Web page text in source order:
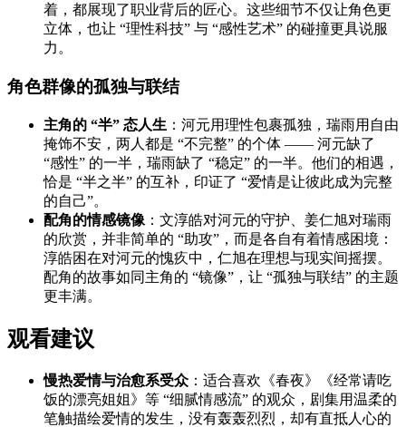
着，都展现了职业背后的匠心。这些细节不仅让角色更
立体，也让 “理性科技” 与 “感性艺术” 的碰撞更具说服
力。
角色群像的孤独与联结
主角的 “半” 态人生 ：河元用理性包裹孤独，瑞雨用自由
掩饰不安，两人都是 “不完整” 的个体 —— 河元缺了
“感性” 的一半，瑞雨缺了 “稳定” 的一半。他们的相遇，
恰是 “半之半” 的互补，印证了 “爱情是让彼此成为完整
的自己”。
配角的情感镜像 ：文淳皓对河元的守护、姜仁旭对瑞雨
的欣赏，并非简单的 “助攻”，而是各自有着情感困境：
淳皓困在对河元的愧疚中，仁旭在理想与现实间摇摆。
配角的故事如同主角的 “镜像”，让 “孤独与联结” 的主题
更丰满。
观看建议
慢热爱情与治愈系受众 ：适合喜欢《春夜》《经常请吃
饭的漂亮姐姐》等 “细腻情感流” 的观众，剧集用温柔的
笔触描绘爱情的发生，没有轰轰烈烈，却有直抵人心的